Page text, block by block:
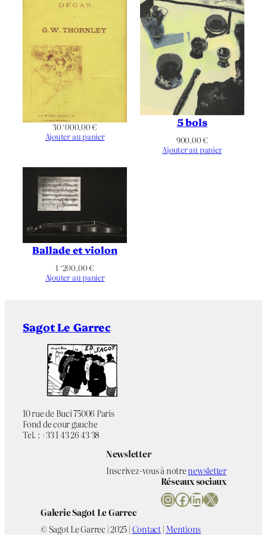
Chromie Noir & Blanc
Orientation Paysage
Thématique Espagne,Figuratif, Guerre ,
Peuple
30 ‘000.00€
Ajouter au panier
5 bols
900.00€
Ajouter au panier
Ballade et violon
1 ‘200.00€
Ajouter au panier
Sagot Le Garrec
10 rue de Buci 75006 Paris
Fond de cour gauche
Tel. : +33 1 43 26 43 38
Newsletter
Inscrivez-vous à notrenewsletter
Réseaux sociaux
InstagramFacebook LinkedIn X
Galerie Sagot Le Garrec
© Sagot Le Garrec | 2025 |Contact|Mentions